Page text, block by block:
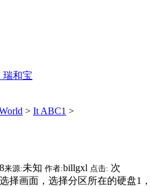
瑞和宝
> It ABC1 >
来源:未知 作者:billgxl 点击: 次
择画面，选择分区所在的硬盘1